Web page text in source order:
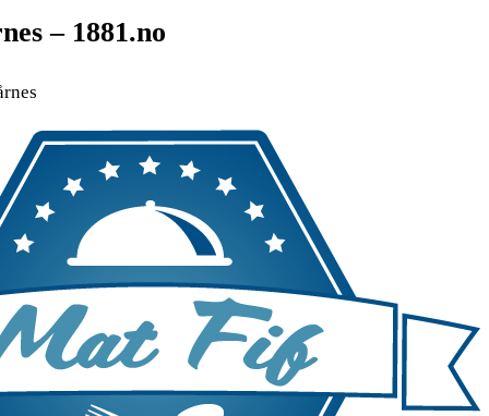
– 1881.no